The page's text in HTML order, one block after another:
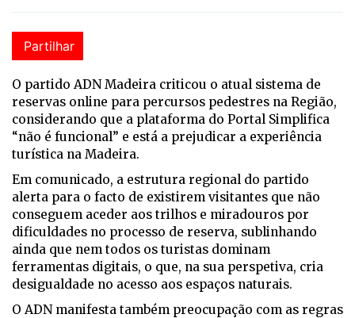
Partilhar
O partido ADN Madeira criticou o atual sistema de
reservas online para percursos pedestres na Região,
considerando que a plataforma do Portal Simplifica
“não é funcional” e está a prejudicar a experiência
turística na Madeira.
Em comunicado, a estrutura regional do partido
alerta para o facto de existirem visitantes que não
conseguem aceder aos trilhos e miradouros por
dificuldades no processo de reserva, sublinhando
ainda que nem todos os turistas dominam
ferramentas digitais, o que, na sua perspetiva, cria
desigualdade no acesso aos espaços naturais.
O ADN manifesta também preocupação com as regras